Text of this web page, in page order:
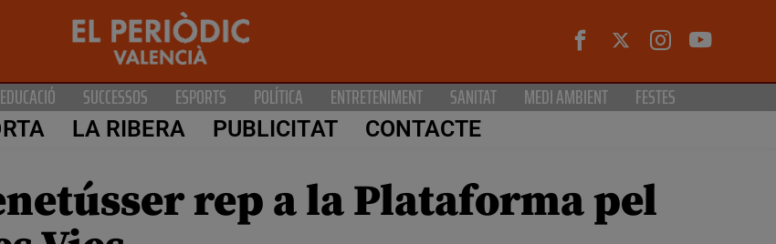
EDUCACIÓ SUCCESSOS ESPORTS POLÍTICA ENTRETENIMENT SANITAT MEDI AMBIENT FESTES
LA RIBERA PUBLICITAT CONTACTE
rep a la Plataforma pel